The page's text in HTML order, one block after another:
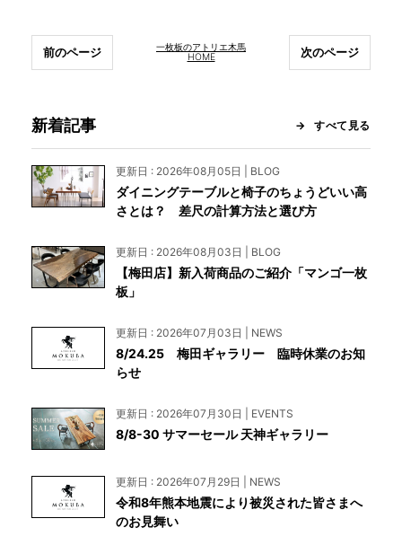
一枚板のアトリエ木馬
HOME
前のページ 次のページ
新着記事 すべて見る
更新日 : 2026年08月05日 | BLOG
ダイニングテーブルと椅子のちょうどいい高
さとは？ 差尺の計算方法と選び方
更新日 : 2026年08月03日 | BLOG
【梅田店】新入荷商品のご紹介「マンゴ一枚
板」
更新日 : 2026年07月03日 | NEWS
8/24.25 梅田ギャラリー 臨時休業のお知
らせ
更新日 : 2026年07月30日 | EVENTS
8/8-30 サマーセール 天神ギャラリー
更新日 : 2026年07月29日 | NEWS
令和8年熊本地震により被災された皆さまへ
のお見舞い